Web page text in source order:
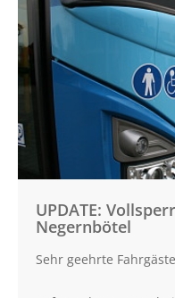
Linie 412:
Vollsperrung
nach
Stocksee
UPDATE:
Negernbötel
Sehr geehrte